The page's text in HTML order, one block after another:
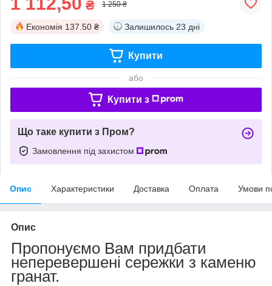
₴ 1 250 ₴
Економія 137.50 ₴ Залишилось 23 дні
Купити
або
Купити з
Що таке купити з Пром?
Замовлення під захистом
Опис Характеристики Доставка Оплата Умови
Опис
Пропонуємо Вам придбати
неперевершені сережки з каменю
гранат.